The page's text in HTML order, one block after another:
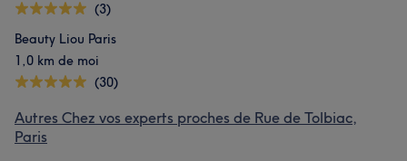
(3)
Beauty Liou Paris
1,0 km de moi
(30)
Autres Chez vos experts proches de Rue de Tolbiac,
Paris